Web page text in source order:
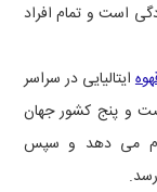
است و تمام افراد
ایتالیایی در سراسر
و پنج کشور جهان
می دهد و سپس